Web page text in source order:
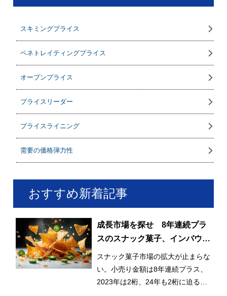
スキミングプライス
ペネトレイティングプライス
オープンプライス
プライスリーダー
プライスライニング
需要の価格弾力性
おすすめ新着記事
成長市場を探せ 8年連続プラ
スのスナック菓子、インバウン
ドも貢献
スナック菓子市場の拡大が止まらな
い。小売り金額は8年連続プラス、
2023年は2桁、24年も2桁に迫る成